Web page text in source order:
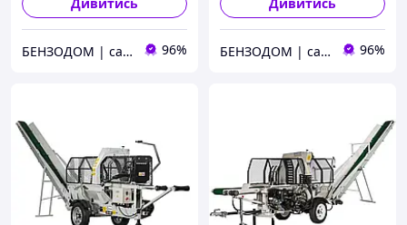
БЕНЗОДОМ | садова техніка та електроінструмент 96% БЕНЗОДОМ | садова техніка та електроінструмент 96%